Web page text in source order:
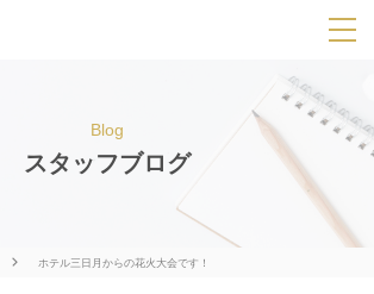
SPメニ
ー
展
用
ボ
Blog
スタッフブログ
ホテル三日月からの花火大会です！